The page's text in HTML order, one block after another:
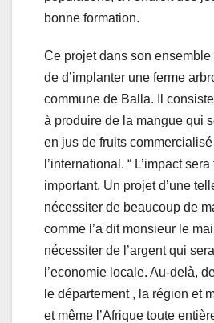
bonne formation.
Ce projet dans son
de d’implanter une ferme
commune de Balla. Il
à produire de la mangue qui
en jus de fruits
l’international. “ L’impact
important. Un projet d’une
nécessiter de beaucoup de
comme l’a dit monsieur le
nécessiter de l’argent qui
l’economie locale. Au-delà,
le département , la région et
et même l’Afrique toute